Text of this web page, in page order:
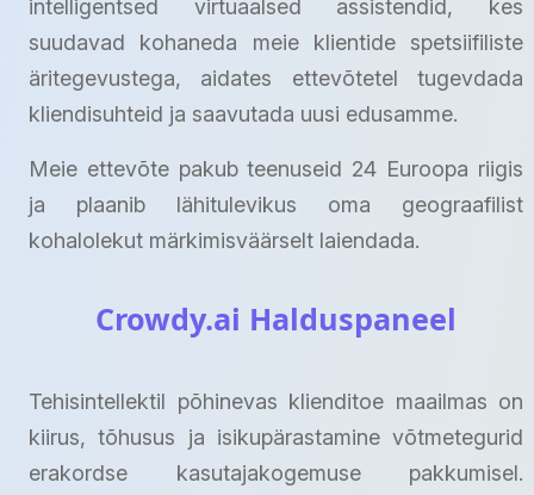
intelligentsed virtuaalsed assistendid, kes
suudavad kohaneda meie klientide spetsiifiliste
äritegevustega, aidates ettevõtetel tugevdada
kliendisuhteid ja saavutada uusi edusamme.
Meie ettevõte pakub teenuseid 24 Euroopa riigis
ja plaanib lähitulevikus oma geograafilist
kohalolekut märkimisväärselt laiendada.
Crowdy.ai Halduspaneel
Tehisintellektil põhinevas klienditoe maailmas on
kiirus, tõhusus ja isikupärastamine võtmetegurid
erakordse kasutajakogemuse pakkumisel.